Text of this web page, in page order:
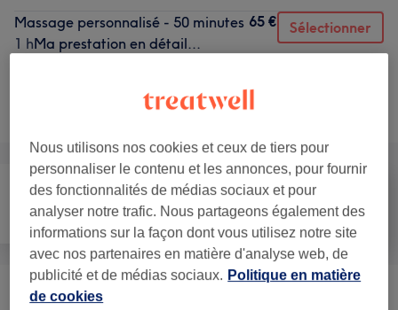
Massage personnalisé - 50 minutes
1 hMa prestation en détail...
65 € Sélectionner
Ce n'est pas ce que vous recherchiez ?
Recherchez dans notre liste de prestations
Épilation Visage Massage
Massages (10
Nous utilisons nos cookies et ceux de tiers pour
personnaliser le contenu et les annonces, pour fournir
des fonctionnalités de médias sociaux et pour
analyser notre trafic. Nous partageons également des
informations sur la façon dont vous utilisez notre site
avec nos partenaires en matière d'analyse web, de
publicité et de médias sociaux. Politique en matière
de cookies